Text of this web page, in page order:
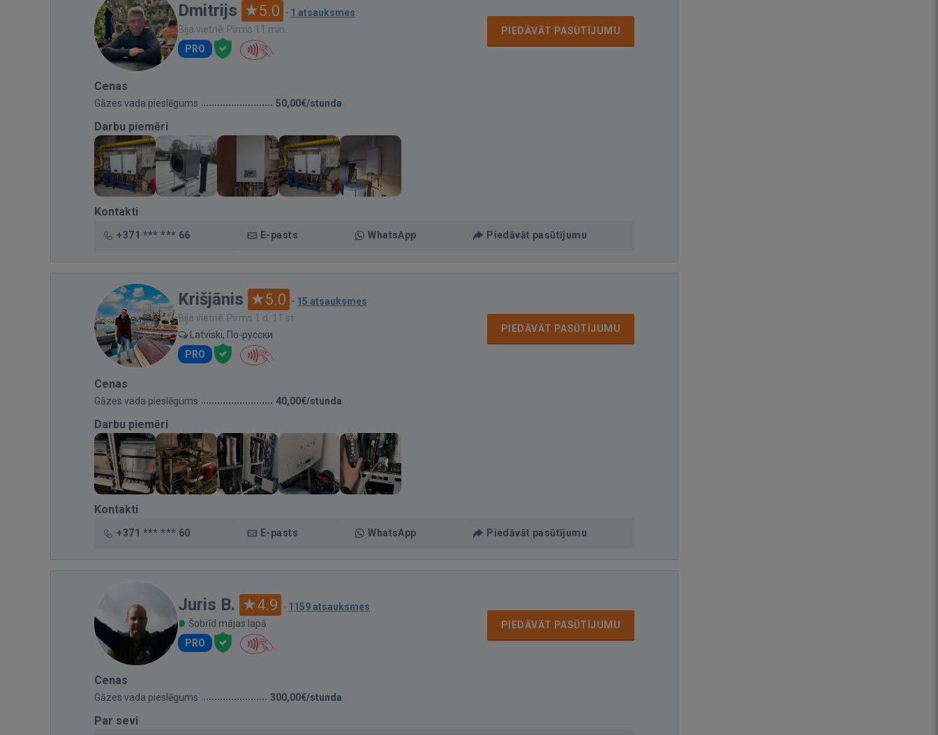
Dmitrijs 5.0 · 1 atsauksmes
Bija vietnē: Pirms 11 min.
PRO
PIEDĀVĀT PASŪTĪJUMU
Cenas
Gāzes vada pieslēgums 50,00€/stunda
Darbu piemēri
Kontakti
+371 *** *** 66 E-pasts WhatsApp Piedāvāt pasūtījumu
Krišjānis 5.0 · 15 atsauksmes
Bija vietnē: Pirms 1 d. 11 st.
Latviski, По-русски
PRO
PIEDĀVĀT PASŪTĪJUMU
Cenas
Gāzes vada pieslēgums 40,00€/stunda
Darbu piemēri
Kontakti
+371 *** *** 60 E-pasts WhatsApp Piedāvāt pasūtījumu
Juris B. 4.9 · 1159 atsauksmes
Šobrīd mājas lapā
PRO
PIEDĀVĀT PASŪTĪJUMU
Cenas
Gāzes vada pieslēgums 300,00€/stunda
Par sevi